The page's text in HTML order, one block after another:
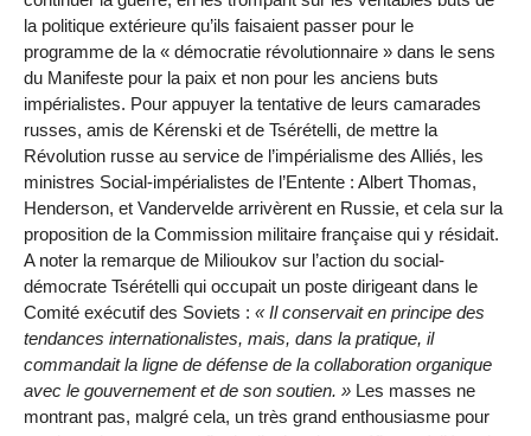
la politique extérieure qu’ils faisaient passer pour le
programme de la « démocratie révolutionnaire » dans le sens
du Manifeste pour la paix et non pour les anciens buts
impérialistes. Pour appuyer la tentative de leurs camarades
russes, amis de Kérenski et de Tsérételli, de mettre la
Révolution russe au service de l’impérialisme des Alliés, les
ministres Social-impérialistes de l’Entente : Albert Thomas,
Henderson, et Vandervelde arrivèrent en Russie, et cela sur la
proposition de la Commission militaire française qui y résidait.
A noter la remarque de Milioukov sur l’action du social-
démocrate Tsérételli qui occupait un poste dirigeant dans le
Comité exécutif des Soviets :
Il conservait en principe des
tendances internationalistes, mais, dans la pratique, il
commandait la ligne de défense de la collaboration organique
avec le gouvernement et de son soutien.
Les masses ne
montrant pas, malgré cela, un très grand enthousiasme pour